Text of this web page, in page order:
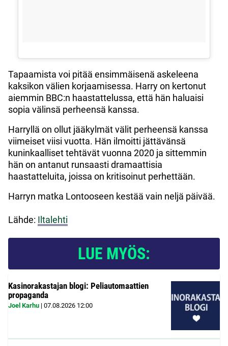
Tapaamista voi pitää ensimmäisenä askeleena
kaksikon välien korjaamisessa. Harry on kertonut
aiemmin BBC:n haastattelussa, että hän haluaisi
sopia välinsä perheensä kanssa.
Harryllä on ollut jääkylmät välit perheensä kanssa
viimeiset viisi vuotta. Hän ilmoitti jättävänsä
kuninkaalliset tehtävät vuonna 2020 ja sittemmin
hän on antanut runsaasti dramaattisia
haastatteluita, joissa on kritisoinut perhettään.
Harryn matka Lontooseen kestää vain neljä päivää.
Lähde: Iltalehti
LUE MYÖS:
Kasinorakastajan blogi: Peliautomaattien
propaganda
Joel Karhu | 07.08.2026 12:00